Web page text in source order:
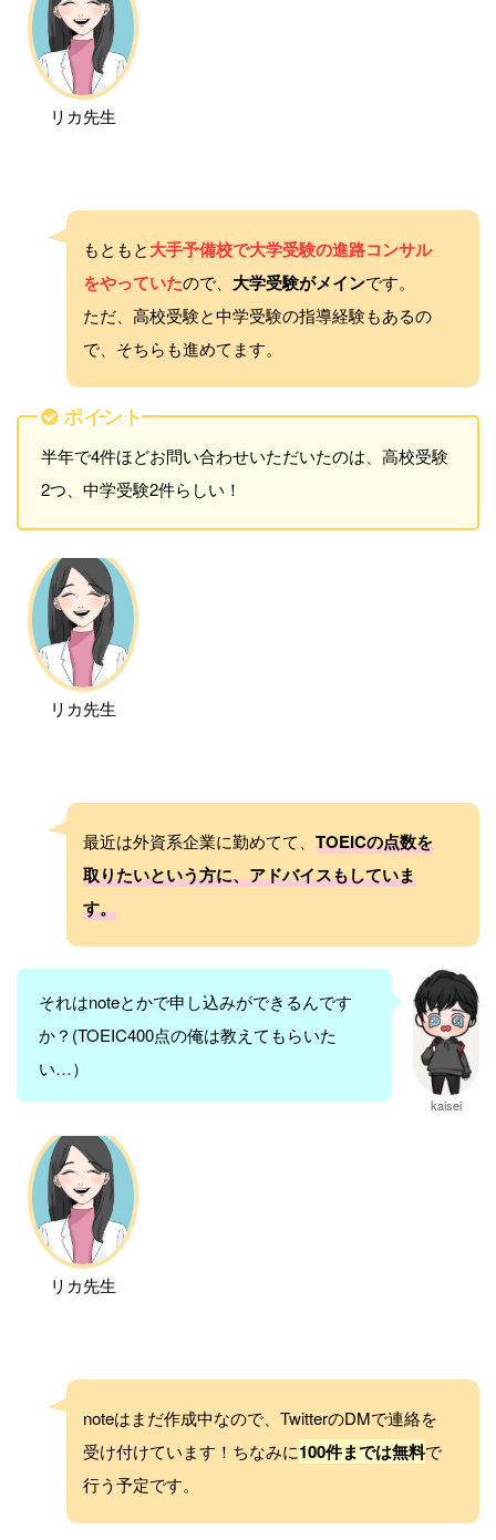
リカ先生
もともと大手予備校で大学受験の進路コンサル
をやっていたので、 大学受験がメインです。
ただ、高校受験と中学受験の指導経験もあるの
で、そちらも進めてます。
ポイント
半年で4件ほどお問い合わせいただいたのは、高校受験
2つ、中学受験2件らしい！
リカ先生
最近は外資系企業に勤めてて、 TOEICの点数を
取りたいという方に、アドバイスもしていま
す。
それはnoteとかで申し込みができるんです
か？(TOEIC400点の俺は教えてもらいた
い…）
kaisei
リカ先生
noteはまだ作成中なので、TwitterのDMで連絡を
受け付けています！ちなみに100件までは無料で
行う予定です。